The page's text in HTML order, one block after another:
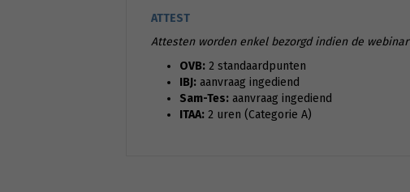
ATTEST
Attesten worden enkel bezorgd indien de
OVB:2 standaardpunten
IBJ:aanvraag ingediend
Sam-Tes:aanvraag ingediend
ITAA:2 uren (Categorie A)